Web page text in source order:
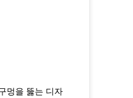
멍을 뚫는 디자